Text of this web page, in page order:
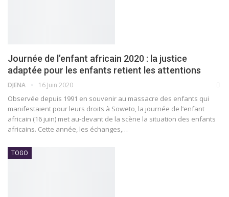
Journée de l’enfant africain 2020 : la justice
adaptée pour les enfants retient les attentions
DJENA 16 Juin 2020
Observée depuis 1991 en souvenir au massacre des enfants qui
manifestaient pour leurs droits à Soweto, la journée de l’enfant
africain (16 juin) met au-devant de la scène la situation des enfants
africains. Cette année, les échanges,…
TOGO